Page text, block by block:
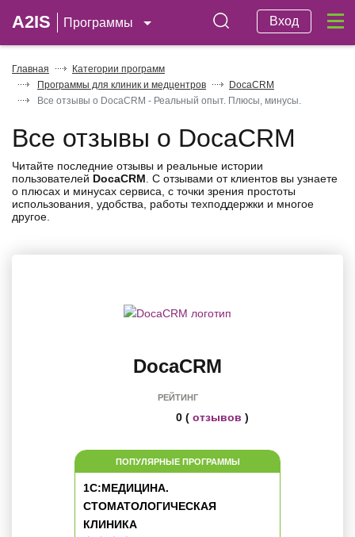
A2IS Программы Вход
Главная
Категории программ
Программы для клиник и медцентров
DocaCRM
Все отзывы о DocaCRM - Реальный опыт. Плюсы, минусы.
Все отзывы о DocaCRM
Читайте последние отзывы и реальные истории
пользователей DocaCRM . С отзывами от клиентов вы узнаете
о плюсах и минусах сервиса, с точки зрения простоты
использования, удобства, работы техподдержки и многое
другое.
DocaCRM
РЕЙТИНГ
0 ( отзывов )
ПОПУЛЯРНЫЕ ПРОГРАММЫ
1C:МЕДИЦИНА.
СТОМАТОЛОГИЧЕСКАЯ
КЛИНИКА